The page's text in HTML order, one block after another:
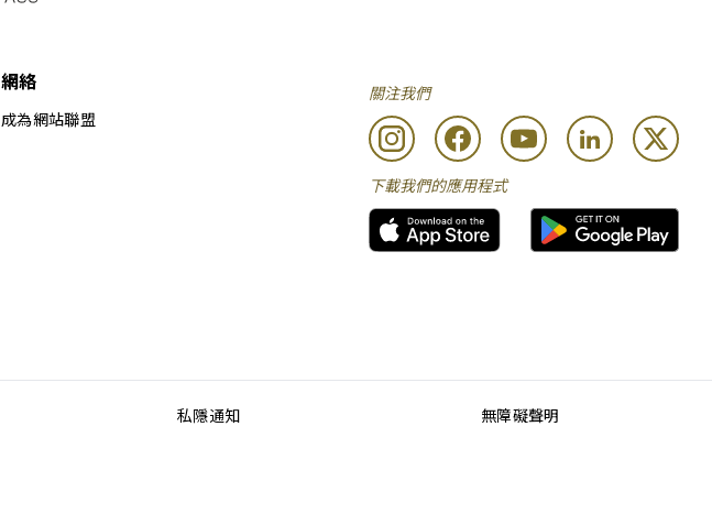
網絡
成為網站聯盟
關注我們
下載我們的應用程式
私隱通知 無障礙聲明